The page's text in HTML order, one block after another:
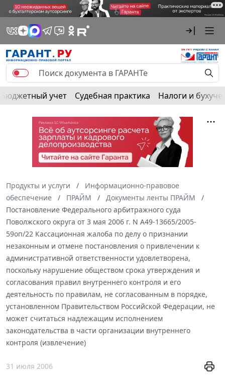
Бюджетный учет Судебная практика Налоги и
Продукты и услуги
Информационно-правовое
обеспечение
ПРАЙМ
Документы ленты ПРАЙМ
Постановление Федерального арбитражного суда
Поволжского округа от 3 мая 2006 г. N А49-13665/2005-
59оп/22 Кассационная жалоба по делу о признании
незаконным и отмене постановления о привлечении к
административной ответственности удовлетворена,
поскольку нарушение обществом срока утверждения и
согласования правил внутреннего контроля и его
деятельность по правилам, не согласованным в порядке,
установленном Правительством Российской Федерации, не
может считаться надлежащим исполнением
законодательства в части организации внутреннего
контроля (извлечение)
31 июля 2006